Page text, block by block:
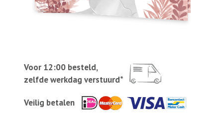
Voor 12:00 besteld,
zelfde werkdag verstuurd*
Veilig betalen